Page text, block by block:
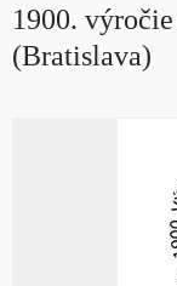
1900.
(Bratislava)